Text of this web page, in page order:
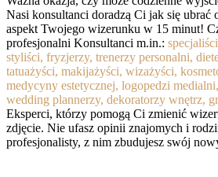
Nasi konsultanci doradzą Ci jak się ubrać
aspekt Twojego wizerunku w 15 minut!
profesjonalni Konsultanci m.in.:
styliści, fryzjerzy, trenerzy personalni,
tatuażyści, makijażyści, wizażyści,
medycyny estetycznej, logopedzi
wedding plannerzy, dekoratorzy wnętrz,
Eksperci, którzy pomogą Ci zmienić
zdjęcie. Nie ufasz opinii znajomych i
profesjonalisty, z nim zbudujesz swój